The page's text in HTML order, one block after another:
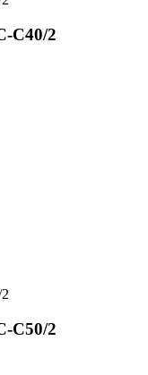
C40/2
C50/2